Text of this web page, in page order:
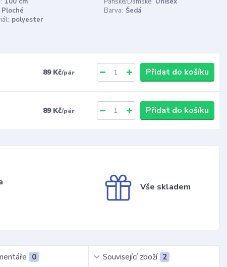
Ploché Barva: Šedá
polyester
89 Kč/pár Přidat do košíku
89 Kč/pár Přidat do košíku
Vše skladem
0 Související zboží 2